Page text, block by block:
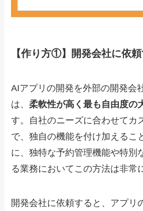
【作り方①】開発会社に依
AIアプリの開発を外部の開発会
は、柔軟性が高く最も自由度の
す。自社のニーズに合わせてカ
で、独自の機能を付け加えるこ
に、独特な予約管理機能や特別
る業務においてこの方法は非常
開発会社に依頼すると、アプリ